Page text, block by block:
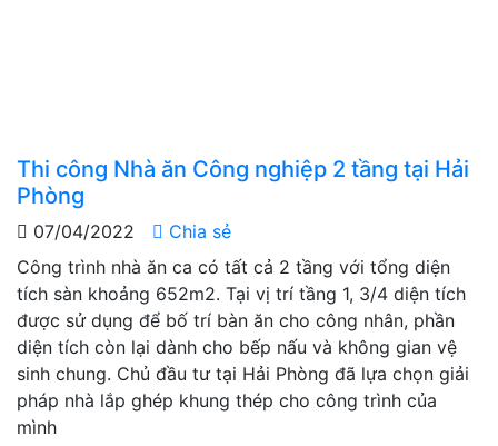
Thi công Nhà ăn Công nghiệp 2 tầng tại Hải
Phòng
07/04/2022
Chia sẻ
Công trình nhà ăn ca có tất cả 2 tầng với tổng diện
tích sàn khoảng 652m2. Tại vị trí tầng 1, 3/4 diện tích
được sử dụng để bố trí bàn ăn cho công nhân, phần
diện tích còn lại dành cho bếp nấu và không gian vệ
sinh chung. Chủ đầu tư tại Hải Phòng đã lựa chọn giải
pháp nhà lắp ghép khung thép cho công trình của
mình